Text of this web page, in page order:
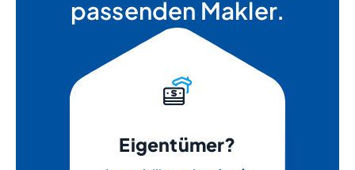
passenden Makler.
Eigentümer?